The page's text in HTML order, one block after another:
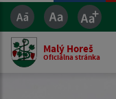
Malý Horeš
Oficiálna stránka